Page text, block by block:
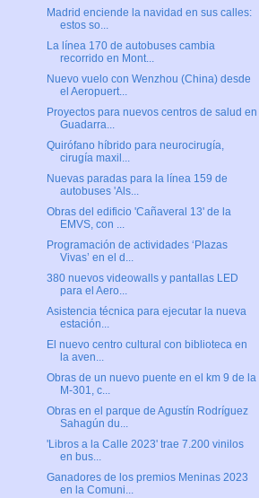
Madrid enciende la navidad en sus calles:
estos so...
La línea 170 de autobuses cambia
recorrido en Mont...
Nuevo vuelo con Wenzhou (China) desde
el Aeropuert...
Proyectos para nuevos centros de salud en
Guadarra...
Quirófano híbrido para neurocirugía,
cirugía maxil...
Nuevas paradas para la línea 159 de
autobuses 'Als...
Obras del edificio 'Cañaveral 13' de la
EMVS, con ...
Programación de actividades ‘Plazas
Vivas’ en el d...
380 nuevos videowalls y pantallas LED
para el Aero...
Asistencia técnica para ejecutar la nueva
estación...
El nuevo centro cultural con biblioteca en
la aven...
Obras de un nuevo puente en el km 9 de la
M-301, c...
Obras en el parque de Agustín Rodríguez
Sahagún du...
'Libros a la Calle 2023' trae 7.200 vinilos
en bus...
Ganadores de los premios Meninas 2023
en la Comuni...